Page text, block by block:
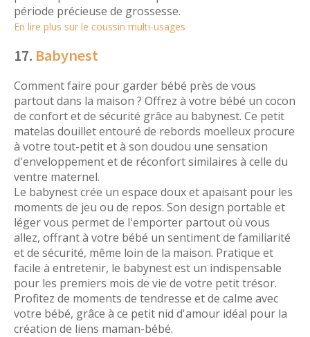
période précieuse de grossesse.
En lire plus sur le coussin multi-usages
17. Babynest
Comment faire pour garder bébé près de vous
partout dans la maison ? Offrez à votre bébé un cocon
de confort et de sécurité grâce au babynest. Ce petit
matelas douillet entouré de rebords moelleux procure
à votre tout-petit et à son doudou une sensation
d'enveloppement et de réconfort similaires à celle du
ventre maternel.
Le babynest crée un espace doux et apaisant pour les
moments de jeu ou de repos. Son design portable et
léger vous permet de l'emporter partout où vous
allez, offrant à votre bébé un sentiment de familiarité
et de sécurité, même loin de la maison. Pratique et
facile à entretenir, le babynest est un indispensable
pour les premiers mois de vie de votre petit trésor.
Profitez de moments de tendresse et de calme avec
votre bébé, grâce à ce petit nid d'amour idéal pour la
création de liens maman-bébé.